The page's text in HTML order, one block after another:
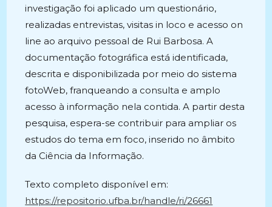
investigação foi aplicado um questionário,
realizadas entrevistas, visitas in loco e acesso on
line ao arquivo pessoal de Rui Barbosa. A
documentação fotográfica está identificada,
descrita e disponibilizada por meio do sistema
fotoWeb, franqueando a consulta e amplo
acesso à informação nela contida. A partir desta
pesquisa, espera-se contribuir para ampliar os
estudos do tema em foco, inserido no âmbito
da Ciência da Informação.
Texto completo disponível em:
https://repositorio.ufba.br/handle/ri/26661